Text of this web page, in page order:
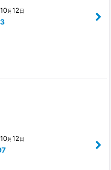
10月12日
10月12日